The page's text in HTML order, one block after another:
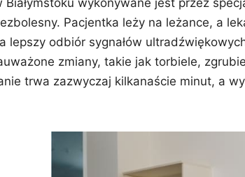
wykonywane jest przez
Pacjentka leży na leżance, a
lepszy odbiór sygnałów
zmiany, takie jak torbiele,
trwa zazwyczaj kilkanaście minut, a